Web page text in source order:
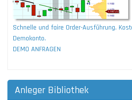
Schnelle und faire Order-Ausführung.
Demokonto.
DEMO ANFRAGEN
Anleger Bibliothek